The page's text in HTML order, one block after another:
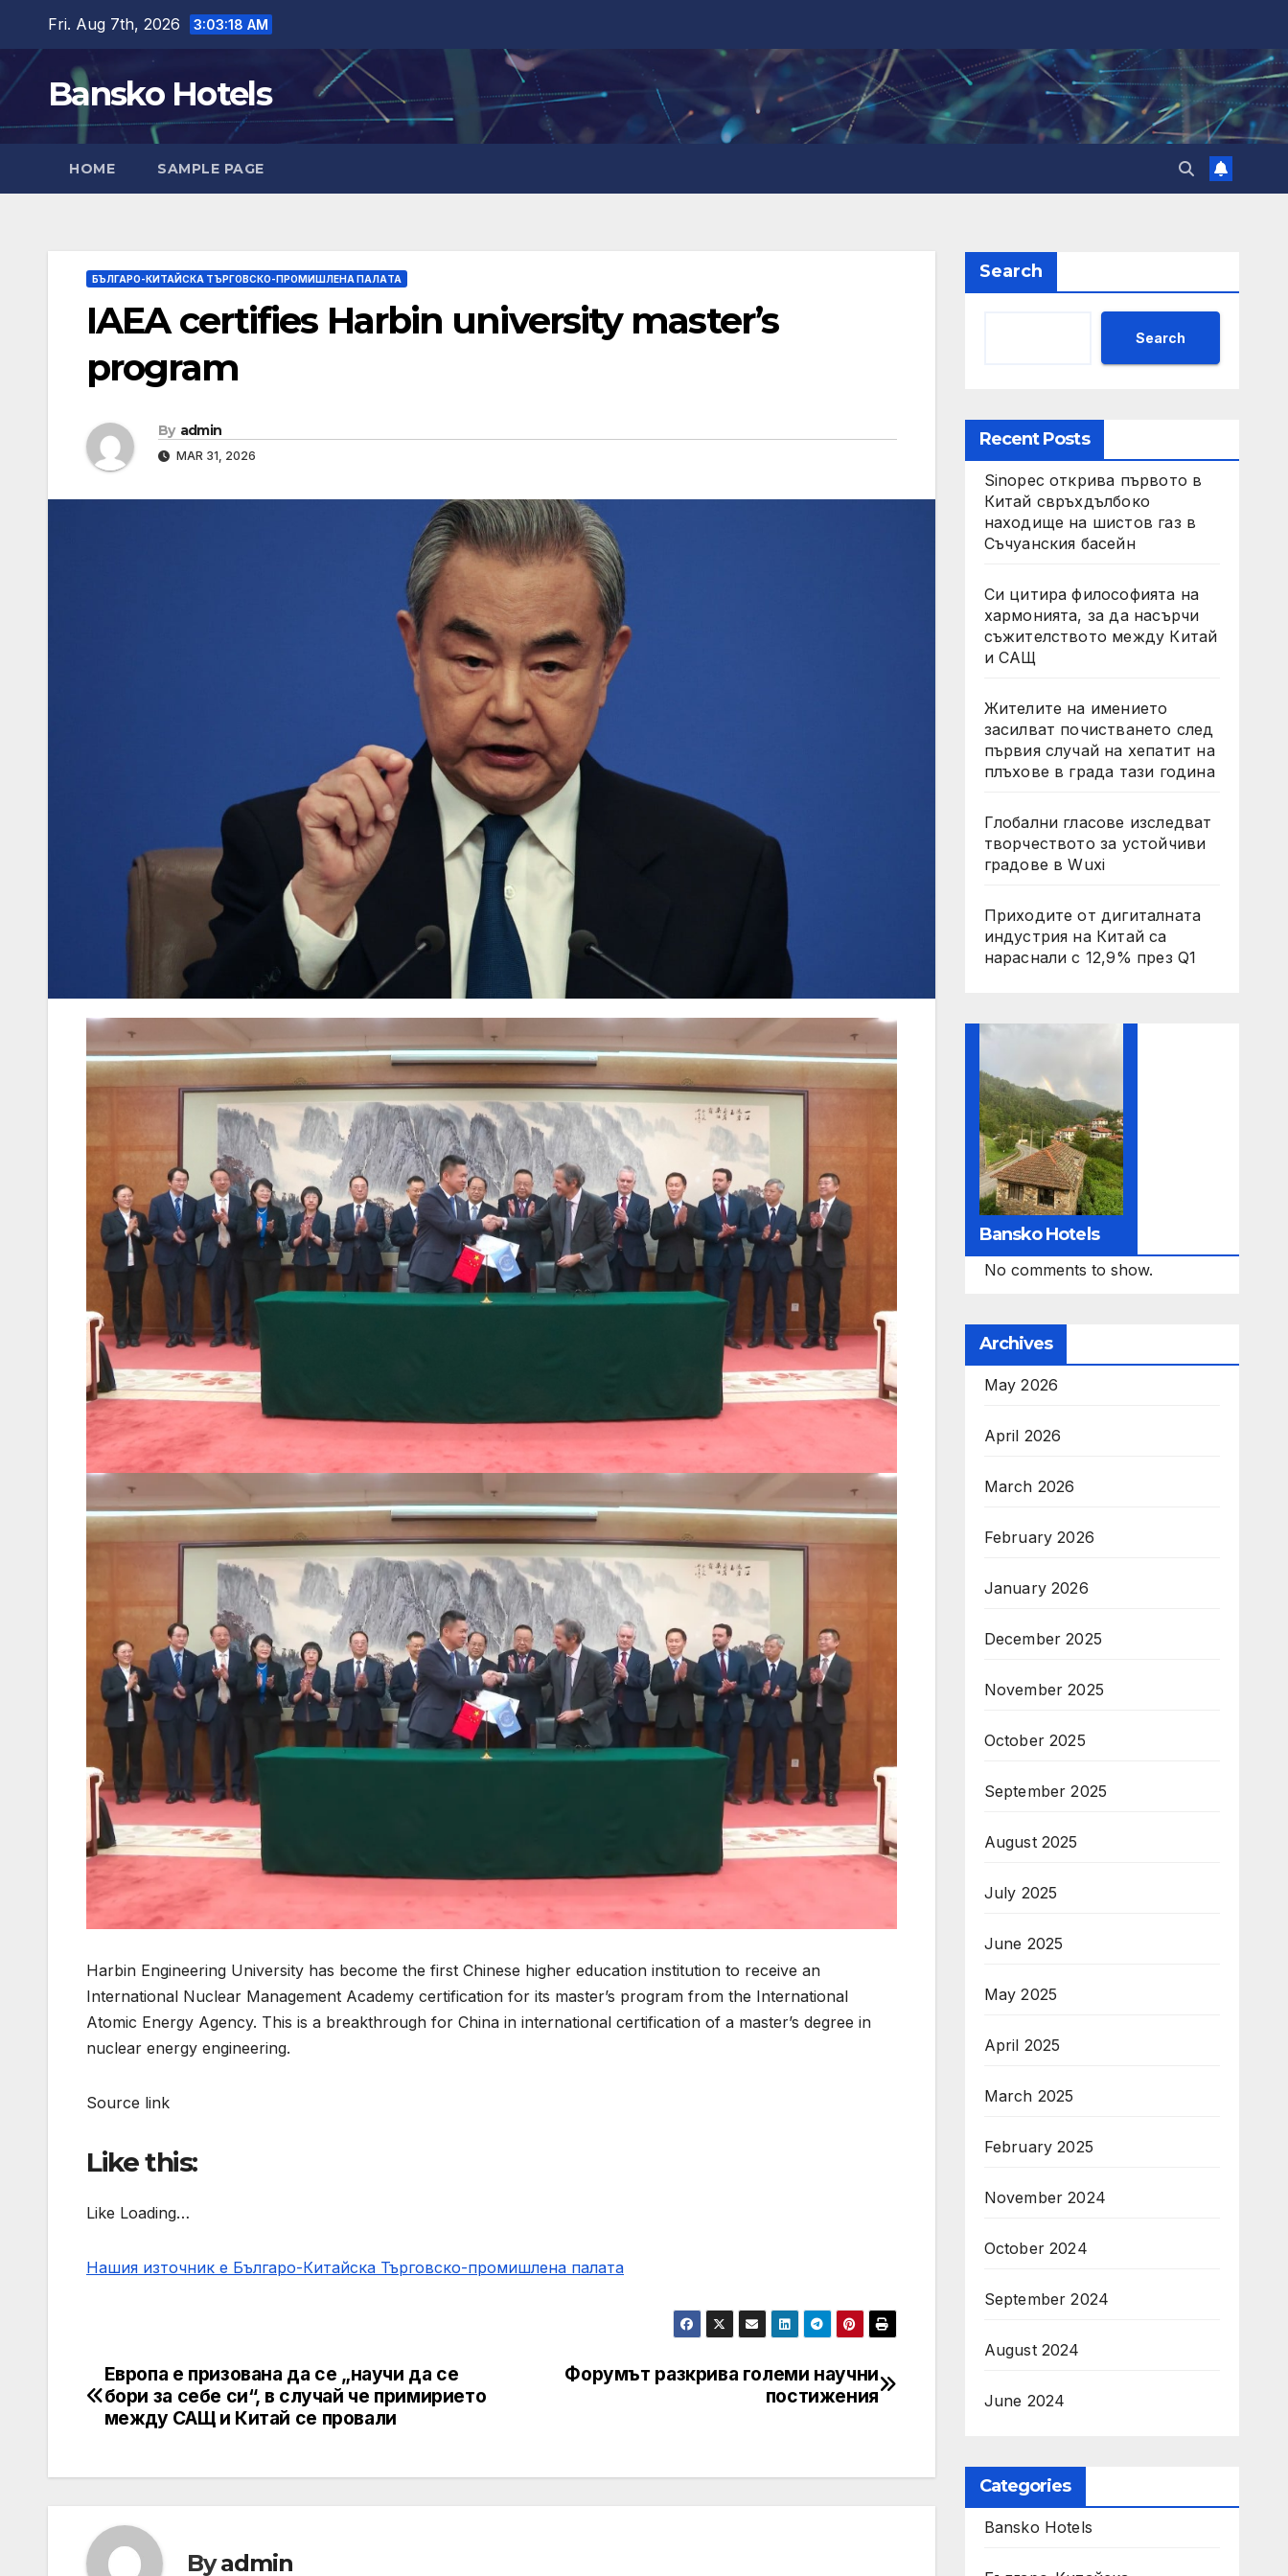
content
Fri. Aug 7th, 2026 3:03:19 AM
Bansko Hotels
HOME SAMPLE PAGE
БЪЛГАРО-КИТАЙСКА ТЪРГОВСКО-ПРОМИШЛЕНА ПАЛAТА
IAEA certifies Harbin university master’s
program
By admin
MAR 31, 2026
Harbin Engineering University has become the first Chinese higher education institution to receive an
International Nuclear Management Academy certification for its master’s program from the International
Atomic Energy Agency. This is a breakthrough for China in international certification of a master’s degree in
nuclear energy engineering.
Source link
Like this:
Like Loading…
Нашия източник е Българо-Китайска Търговско-промишлена палaта
Post
navigation
Форумът разкрива големи научни
постижения
Европа е призована да се „научи да се
бори за себе си“, в случай че примирието
между САЩ и Китай се провали
Byadmin
Search
Search
Recent Posts
Sinopec открива първото в
Китай свръхдълбоко
находище на шистов газ в
Съчуанския басейн
Си цитира философията на
хармонията, за да насърчи
съжителството между Китай
и САЩ
Жителите на имението
засилват почистването след
първия случай на хепатит на
плъхове в града тази година
Глобални гласове изследват
творчеството за устойчиви
градове в Wuxi
Приходите от дигиталната
индустрия на Китай са
нараснали с 12,9% през Q1
Bansko Hotels
No comments to show.
Archives
May 2026
April 2026
March 2026
February 2026
January 2026
December 2025
November 2025
October 2025
September 2025
August 2025
July 2025
June 2025
May 2025
April 2025
March 2025
February 2025
November 2024
October 2024
September 2024
August 2024
June 2024
Categories
Bansko Hotels